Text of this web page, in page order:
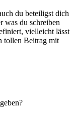
du beteiligst dich
was du schreiben
vielleicht lässt
tollen Beitrag mit